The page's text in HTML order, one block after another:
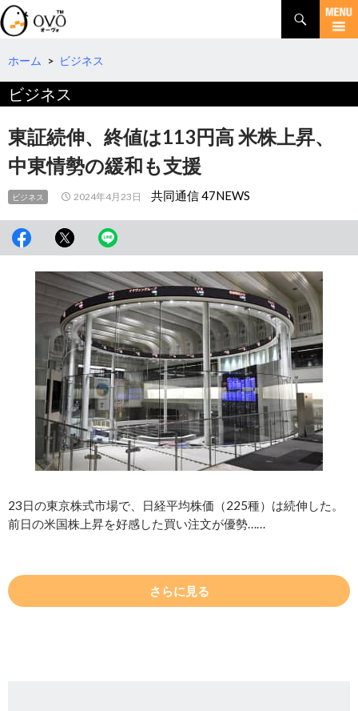
検
索
コ
テ
へ
移
動
ホーム > ビジネス
ビジネス
東証続伸、終値は113円高 米株上昇、
中東情勢の緩和も支援
ビジネス 2024年4月23日 共同通信 47NEWS
23日の東京株式市場で、日経平均株価（225種）は続伸した。
前日の米国株上昇を好感した買い注文が優勢……
さらに見る